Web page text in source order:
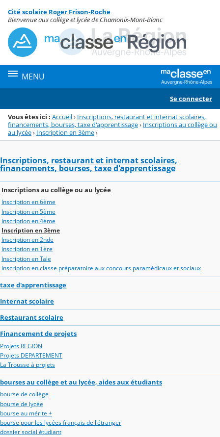
Menu de la rubrique
Contenu
Cité scolaire Roger Frison-Roche
Bienvenue aux collège et lycée de Chamonix-Mont-Blanc
MENU
Se connecter
Vous êtes ici : Accueil› Inscriptions, restaurant et internat scolaires,
financements, bourses, taxe d'apprentissage› Inscriptions au collège ou
au lycée› Inscription en 3ème›
Inscriptions, restaurant et internat scolaires,
financements, bourses, taxe d'apprentissage
Inscriptions au collège ou au lycée
Inscription en 6ème
Inscription en 5ème
Inscription en 4ème
Inscription en 3ème
Inscription en 2nde
Inscription en 1ère
Inscription en Tale
Inscription en classe préparatoire aux concours paramédicaux et sociaux
taxe d'apprentissage
Internat scolaire
Restaurant scolaire
Financement de projets
Projets REGION
Projets DEPARTEMENT
La Trousse à projets
bourses au collège et au lycée, aides aux étudiants
bourse de collège
bourse de lycée
bourse au mérite +
bourse pour les lycées français de l'étranger
dossier social étudiant